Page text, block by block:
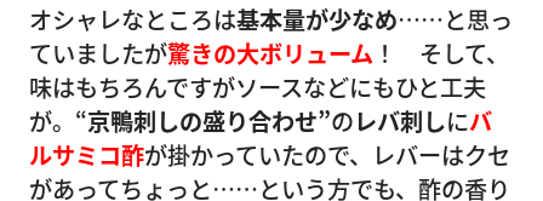
オシャレなところは基本量が少なめ……と思っ
ていましたが驚きの大ボリューム ！ そして、
味はもちろんですがソースなどにもひと工夫
が。“京鴨刺しの盛り合わせ”のレバ刺しにバ
ルサミコ酢が掛かっていたので、レバーはクセ
があってちょっと……という方でも、酢の香り